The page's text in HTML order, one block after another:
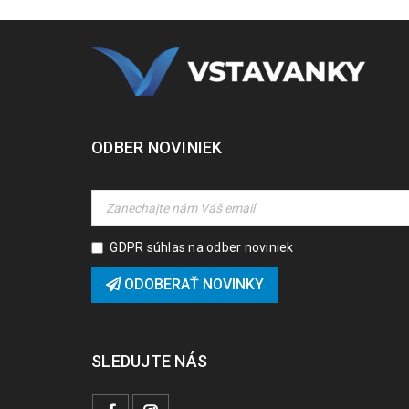
ODBER NOVINIEK
GDPR súhlas na odber noviniek
ODOBERAŤ NOVINKY
SLEDUJTE NÁS